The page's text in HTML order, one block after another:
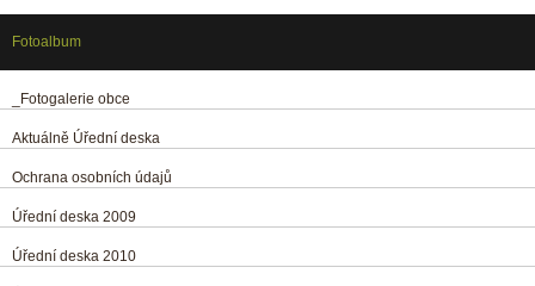
Fotoalbum
_Fotogalerie obce
Aktuálně Úřední deska
Ochrana osobních údajů
Úřední deska 2009
Úřední deska 2010